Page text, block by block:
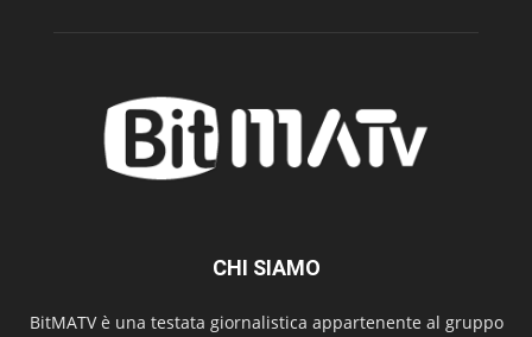
CHI SIAMO
BitMATV è una testata giornalistica appartenente al gruppo